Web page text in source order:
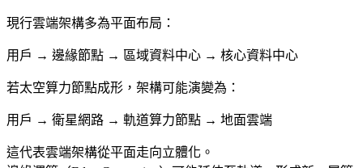
現行雲端架構多為平面布局：
用戶 → 邊緣節點 → 區域資料中心 → 核心資料中心
若太空算力節點成形，架構可能演變為：
用戶 → 衛星網路 → 軌道算力節點 → 地面雲端
這代表雲端架構從平面走向立體化。